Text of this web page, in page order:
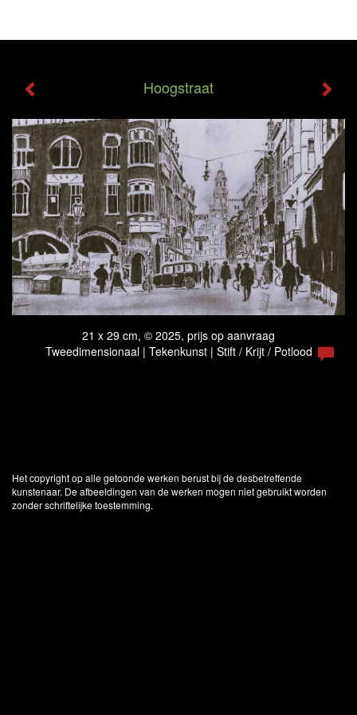
Hoogstraat
21 x 29 cm, © 2025, prijs op aanvraag
Tweedimensionaal | Tekenkunst | Stift / Krijt / Potlood
Het copyright op alle getoonde werken berust bij de desbetreffende
kunstenaar. De afbeeldingen van de werken mogen niet gebruikt worden
zonder schriftelijke toestemming.